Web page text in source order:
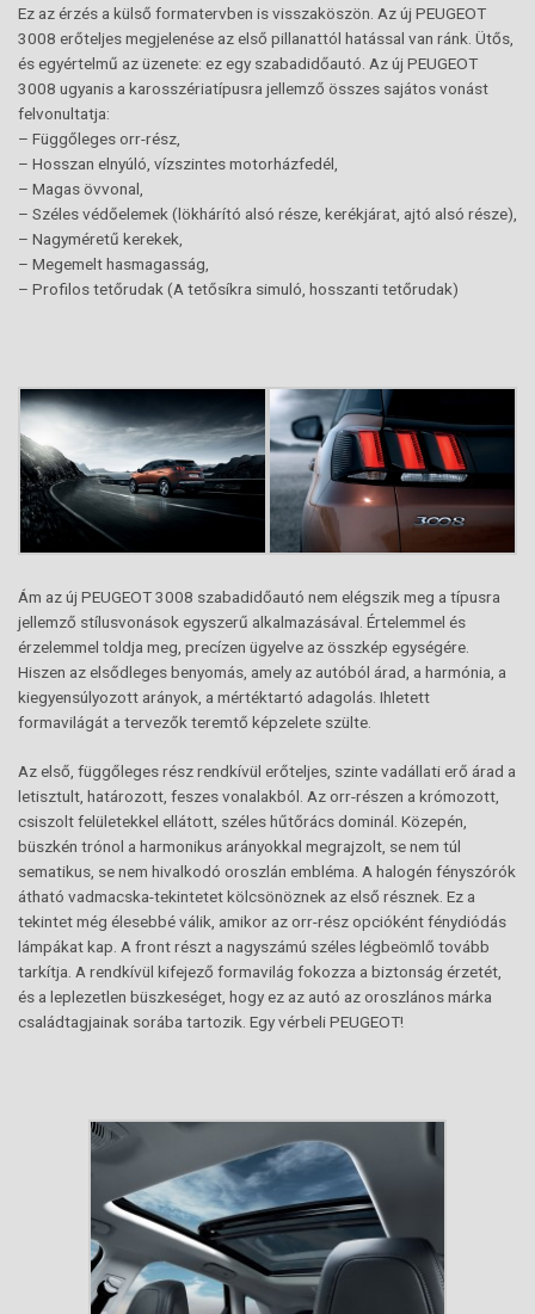
Ez az érzés a külső formatervben is visszaköszön. Az új PEUGEOT
3008 erőteljes megjelenése az első pillanattól hatással van ránk. Ütős,
és egyértelmű az üzenete: ez egy szabadidőautó. Az új PEUGEOT
3008 ugyanis a karosszériatípusra jellemző összes sajátos vonást
felvonultatja:
– Függőleges orr-rész,
– Hosszan elnyúló, vízszintes motorházfedél,
– Magas övvonal,
– Széles védőelemek (lökhárító alsó része, kerékjárat, ajtó alsó része),
– Nagyméretű kerekek,
– Megemelt hasmagasság,
– Profilos tetőrudak (A tetősíkra simuló, hosszanti tetőrudak)
Ám az új PEUGEOT 3008 szabadidőautó nem elégszik meg a típusra
jellemző stílusvonások egyszerű alkalmazásával. Értelemmel és
érzelemmel toldja meg, precízen ügyelve az összkép egységére.
Hiszen az elsődleges benyomás, amely az autóból árad, a harmónia, a
kiegyensúlyozott arányok, a mértéktartó adagolás. Ihletett
formavilágát a tervezők teremtő képzelete szülte.
Az első, függőleges rész rendkívül erőteljes, szinte vadállati erő árad a
letisztult, határozott, feszes vonalakból. Az orr-részen a krómozott,
csiszolt felületekkel ellátott, széles hűtőrács dominál. Közepén,
büszkén trónol a harmonikus arányokkal megrajzolt, se nem túl
sematikus, se nem hivalkodó oroszlán embléma. A halogén fényszórók
átható vadmacska-tekintetet kölcsönöznek az első résznek. Ez a
tekintet még élesebbé válik, amikor az orr-rész opcióként fénydiódás
lámpákat kap. A front részt a nagyszámú széles légbeömlő tovább
tarkítja. A rendkívül kifejező formavilág fokozza a biztonság érzetét,
és a leplezetlen büszkeséget, hogy ez az autó az oroszlános márka
családtagjainak sorába tartozik. Egy vérbeli PEUGEOT!